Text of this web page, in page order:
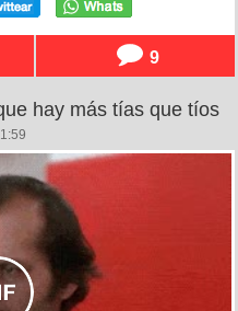
9
hay más tías que tíos